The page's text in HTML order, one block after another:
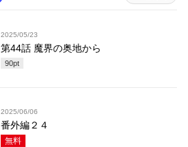
2025/05/23
第44話 魔界の奥地から
90pt
2025/06/06
番外編２４
無料